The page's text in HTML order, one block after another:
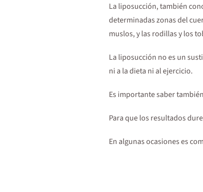
La liposucción, también
determinadas zonas del
muslos, y las rodillas y los
La liposucción no es un
ni a la dieta ni al ejercicio.
Es importante saber
Para que los resultados
En algunas ocasiones es